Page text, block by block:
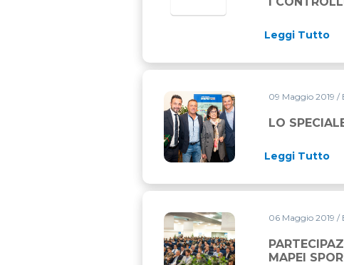
Leggi Tutto
LO SPECIALE “NERO&VERDE”
09 Maggio 2019 /
LO
Leggi Tutto
PARTECIPAZIONE RECORD PER
06 Maggio 2019 /
MAPEI